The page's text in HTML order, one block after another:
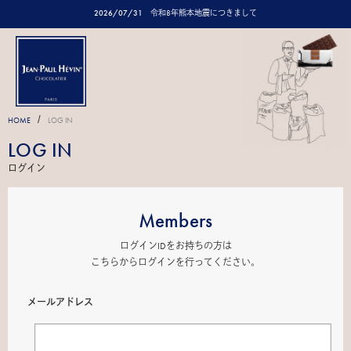
2026/07/31 令和8年熊本地震につきまして
HOME / LOG IN
LOG IN
ログイン
Members
ログインIDをお持ちの方は
こちらからログインを行ってください。
メールアドレス